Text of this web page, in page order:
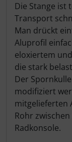
Die Stange ist
Transport
Man drückt
Aluprofil
eloxiertem
die stark
Der
modifiziert
mitgelieferten
Rohr
Radkonsole.